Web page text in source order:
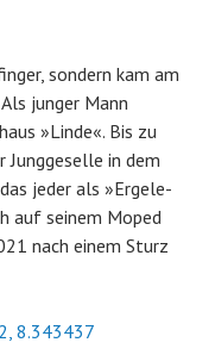
sondern kam am
junger Mann
»Linde«. Bis zu
in dem
jeder als »Ergele-
auf seinem Moped
nach einem Sturz
8.343437